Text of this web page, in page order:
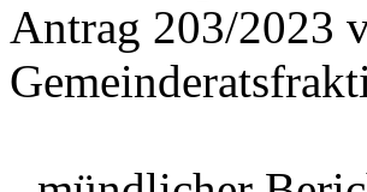
Antrag 203/2023